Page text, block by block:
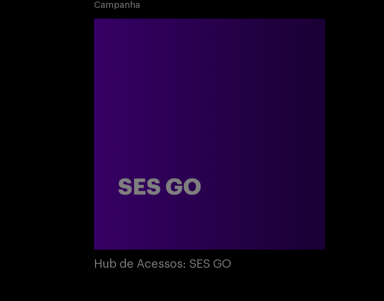
Campanha
Hub de Acessos: SES GO